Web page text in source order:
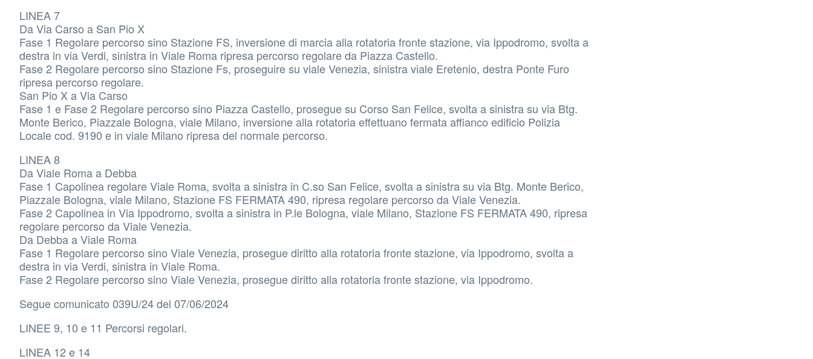
LINEA 7
Da Via Carso a San Pio X
Fase 1 Regolare percorso sino Stazione FS, inversione di marcia alla rotatoria fronte stazione, via Ippodromo, svolta a
destra in via Verdi, sinistra in Viale Roma ripresa percorso regolare da Piazza Castello.
Fase 2 Regolare percorso sino Stazione Fs, proseguire su viale Venezia, sinistra viale Eretenio, destra Ponte Furo
ripresa percorso regolare.
San Pio X a Via Carso
Fase 1 e Fase 2 Regolare percorso sino Piazza Castello, prosegue su Corso San Felice, svolta a sinistra su via Btg.
Monte Berico, Piazzale Bologna, viale Milano, inversione alla rotatoria effettuano fermata affianco edificio Polizia
Locale cod. 9190 e in viale Milano ripresa del normale percorso.
LINEA 8
Da Viale Roma a Debba
Fase 1 Capolinea regolare Viale Roma, svolta a sinistra in C.so San Felice, svolta a sinistra su via Btg. Monte Berico,
Piazzale Bologna, viale Milano, Stazione FS FERMATA 490, ripresa regolare percorso da Viale Venezia.
Fase 2 Capolinea in Via Ippodromo, svolta a sinistra in P.le Bologna, viale Milano, Stazione FS FERMATA 490, ripresa
regolare percorso da Viale Venezia.
Da Debba a Viale Roma
Fase 1 Regolare percorso sino Viale Venezia, prosegue diritto alla rotatoria fronte stazione, via Ippodromo, svolta a
destra in via Verdi, sinistra in Viale Roma.
Fase 2 Regolare percorso sino Viale Venezia, prosegue diritto alla rotatoria fronte stazione, via Ippodromo.
Segue comunicato 039U/24 del 07/06/2024
LINEE 9, 10 e 11 Percorsi regolari.
LINEA 12 e 14